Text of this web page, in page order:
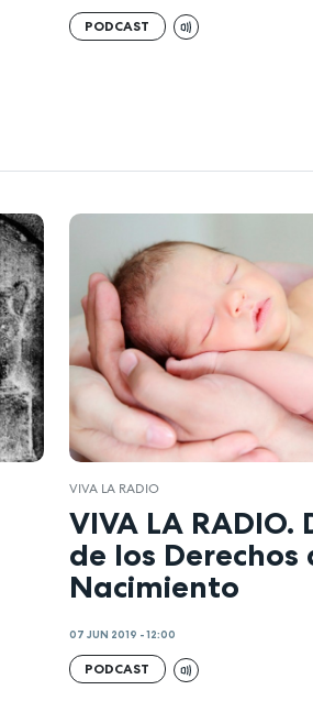
PODCAST
VIVA LA RADIO
VIVA LA
de los Derechos
Nacimiento
07 JUN 2019 - 12:00
PODCAST